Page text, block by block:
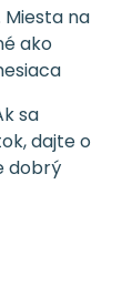
na
ako
sa
dajte o
dobrý